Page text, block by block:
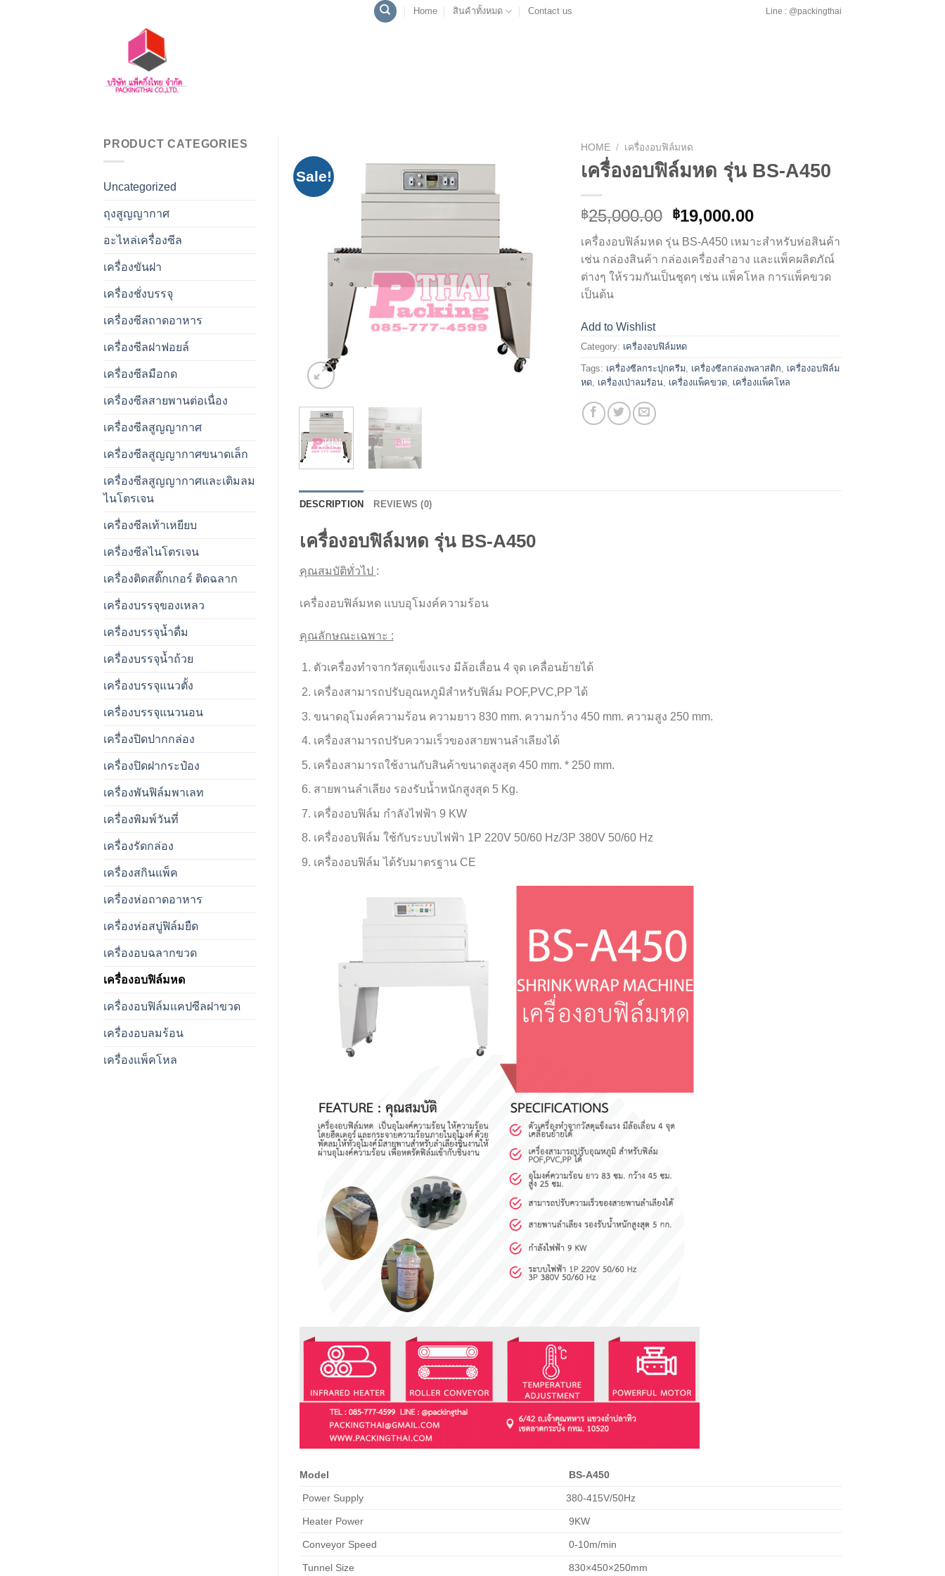
Home สินค้าทั้งหมด Contact us Line : @packingthai
PRODUCT CATEGORIES
Uncategorized
ถุงสูญญากาศ
อะไหล่เครื่องซีล
เครื่องขันฝา
เครื่องชั่งบรรจุ
เครื่องซีลถาดอาหาร
เครื่องซีลฝาฟอยล์
เครื่องซีลมือกด
เครื่องซีลสายพานต่อเนื่อง
เครื่องซีลสูญญากาศ
เครื่องซีลสูญญากาศขนาดเล็ก
เครื่องซีลสูญญากาศและเติมลม
ไนโตรเจน
เครื่องซีลเท้าเหยียบ
เครื่องซีลไนโตรเจน
เครื่องติดสติ๊กเกอร์ ติดฉลาก
เครื่องบรรจุของเหลว
เครื่องบรรจุน้ำดื่ม
เครื่องบรรจุน้ำถ้วย
เครื่องบรรจุแนวตั้ง
เครื่องบรรจุแนวนอน
เครื่องปิดปากกล่อง
เครื่องปิดฝากระป๋อง
เครื่องพันฟิล์มพาเลท
เครื่องพิมพ์วันที่
เครื่องรัดกล่อง
เครื่องสกินแพ็ค
เครื่องห่อถาดอาหาร
เครื่องห่อสบู่ฟิล์มยืด
เครื่องอบฉลากขวด
เครื่องอบฟิล์มหด
เครื่องอบฟิล์มแคปซีลฝาขวด
เครื่องอบลมร้อน
เครื่องแพ็คโหล
Sale!
HOME / เครื่องอบฟิล์มหด
เครื่องอบฟิล์มหด รุ่น BS-A450
฿25,000.00 ฿19,000.00
เครื่องอบฟิล์มหด รุ่น BS-A450 เหมาะสำหรับห่อสินค้า
เช่น กล่องสินค้า กล่องเครื่องสำอาง และแพ็คผลิตภัณ์
ต่างๆ ให้รวมกันเป็นชุดๆ เช่น แพ็คโหล การแพ็คขวด
เป็นต้น
Add to Wishlist
Category: เครื่องอบฟิล์มหด
Tags: เครื่องซีลกระปุกครีม เครื่องซีลกล่องพลาสติก
เครื่องอบฟิล์ม
หด เครื่องเป่าลมร้อน เครื่องแพ็คขวด เครื่องแพ็คโหล
DESCRIPTION REVIEWS (0)
เครื่องอบฟิล์มหด รุ่น BS-A450
คุณสมบัติทั่วไป :
เครื่องอบฟิล์มหด แบบอุโมงค์ความร้อน
คุณลักษณะเฉพาะ :
ตัวเครื่องทำจากวัสดุแข็งแรง มีล้อเลื่อน 4 จุด เคลื่อนย้ายได้
เครื่องสามารถปรับอุณหภูมิสำหรับฟิล์ม POF,PVC,PP ได้
ขนาดอุโมงค์ความร้อน ความยาว 830 mm. ความกว้าง 450 mm. ความสูง 250 mm.
เครื่องสามารถปรับความเร็วของสายพานลำเลียงได้
เครื่องสามารถใช้งานกับสินค้าขนาดสูงสุด 450 mm. * 250 mm.
สายพานลำเลียง รองรับน้ำหนักสูงสุด 5 Kg.
เครื่องอบฟิล์ม กำลังไฟฟ้า 9 KW
เครื่องอบฟิล์ม ใช้กับระบบไฟฟ้า 1P 220V 50/60 Hz/3P 380V 50/60 Hz
เครื่องอบฟิล์ม ได้รับมาตรฐาน CE
Model BS-A450
Power Supply 380-415V/50Hz
Heater Power 9KW
Conveyor Speed 0-10m/min
Tunnel Size 830×450×250mm